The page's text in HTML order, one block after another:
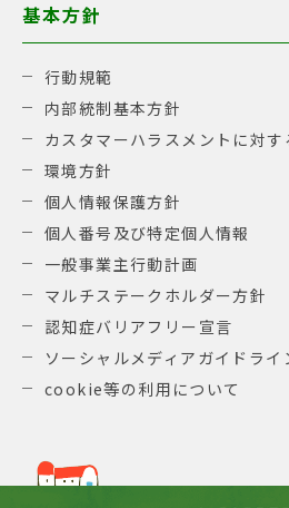
基本方針
行動規範
内部統制基本方針
カスタマーハラスメントに対す
環境方針
個人情報保護方針
個人番号及び特定個人情報
一般事業主行動計画
マルチステークホルダー方針
認知症バリアフリー宣言
ソーシャルメディアガイドライ
cookie等の利用について